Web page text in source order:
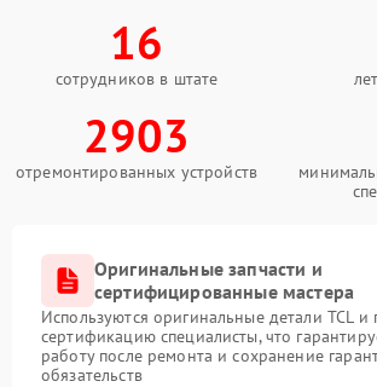
16
сотрудников в штате
2903
отремонтированных устройств
Оригинальные запчасти и
сертифицированные мастера
Используются оригинальные детали TCL
сертификацию специалисты, что
работу после ремонта и сохранение
обязательств